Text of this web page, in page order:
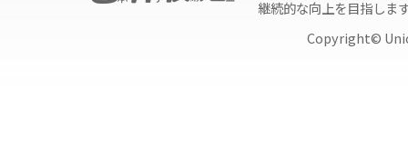
継続的な向上を目指しま
Copyright©